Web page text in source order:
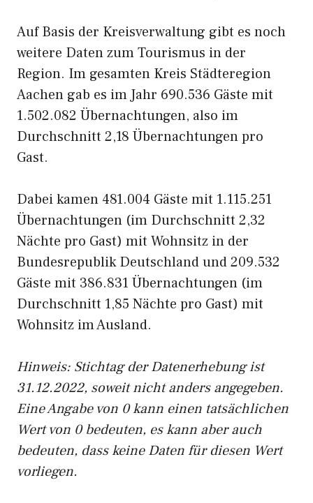
Auf Basis der Kreisverwaltung gibt es noch
weitere Daten zum Tourismus in der
Region. Im gesamten Kreis Städteregion
Aachen gab es im Jahr 690.536 Gäste mit
1.502.082 Übernachtungen, also im
Durchschnitt 2,18 Übernachtungen pro
Gast.
Dabei kamen 481.004 Gäste mit 1.115.251
Übernachtungen (im Durchschnitt 2,32
Nächte pro Gast) mit Wohnsitz in der
Bundesrepublik Deutschland und 209.532
Gäste mit 386.831 Übernachtungen (im
Durchschnitt 1,85 Nächte pro Gast) mit
Wohnsitz im Ausland.
Hinweis: Stichtag der Datenerhebung ist
31.12.2022, soweit nicht anders angegeben.
Eine Angabe von 0 kann einen tatsächlichen
Wert von 0 bedeuten, es kann aber auch
bedeuten, dass keine Daten für diesen Wert
vorliegen.